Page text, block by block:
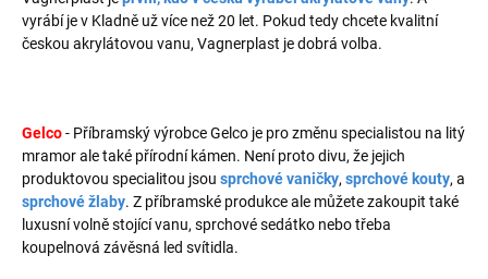
vyrábí je v Kladně už více než 20 let. Pokud tedy chcete kvalitní
českou akrylátovou vanu, Vagnerplast je dobrá volba.
Gelco- Příbramský výrobce Gelco je pro změnu specialistou na litý
mramor ale také přírodní kámen. Není proto divu, že jejich
produktovou specialitou jsou sprchové vaničky, sprchové kouty, a
sprchové žlaby. Z příbramské produkce ale můžete zakoupit také
luxusní volně stojící vanu, sprchové sedátko nebo třeba
koupelnová závěsná led svítidla.